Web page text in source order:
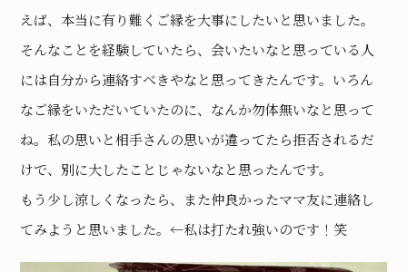
えば、本当に有り難くご縁を大事にしたいと思いました。
そんなことを経験していたら、会いたいなと思っている人
には自分から連絡すべきやなと思ってきたんです。いろん
なご縁をいただいていたのに、なんか勿体無いなと思って
ね。私の思いと相手さんの思いが違ってたら拒否されるだ
けで、別に大したことじゃないなと思ったんです。
もう少し涼しくなったら、また仲良かったママ友に連絡し
てみようと思いました。←私は打たれ強いのです！笑